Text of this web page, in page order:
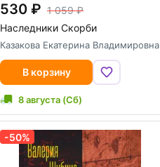
530
1 059
Наследники Скорби
Казакова Екатерина Владимировна
В корзину
8 августа (Сб)
-50%